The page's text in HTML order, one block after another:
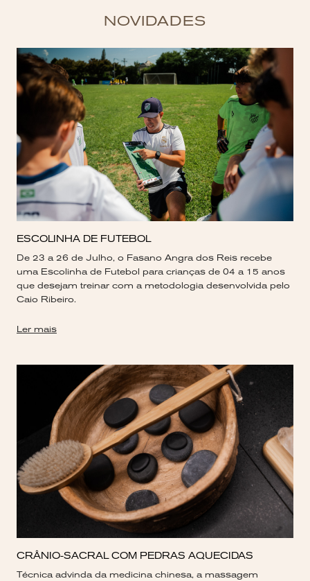
NOVIDADES
ESCOLINHA DE FUTEBOL
De 23 a 26 de Julho, o Fasano Angra dos Reis recebe
uma Escolinha de Futebol para crianças de 04 a 15 anos
que desejam treinar com a metodologia desenvolvida pelo
Caio Ribeiro.
Ler mais
CRÂNIO-SACRAL COM PEDRAS AQUECIDAS
Técnica advinda da medicina chinesa, a massagem